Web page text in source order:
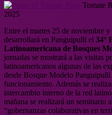
Tomate
2025
Entre el martes 25 de noviembre
desarrollará en Panguipulli el 34°
Latinoamericana de Bosques
jornadas se mostrará a las visitas
latinoamericanos algunas de las
desde Bosque Modelo
funcionamiento. Además se
intercambio interno de la red
mañana se realizará un seminario
“gobernanzas colaborativas en